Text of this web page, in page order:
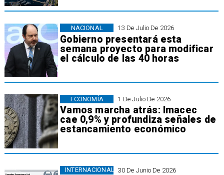
13 De Julio De 2026
Gobierno presentará esta
semana proyecto para modificar
el cálculo de las 40 horas
NACIONAL
1 De Julio De 2026
Vamos marcha atrás: Imacec
cae 0,9% y profundiza señales de
estancamiento económico
ECONOMÍA
30 De Junio De 2026
INTERNACIONAL